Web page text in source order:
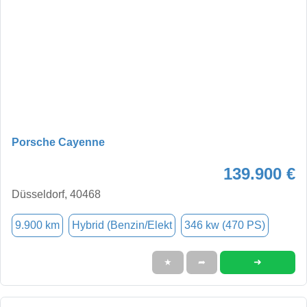
Porsche Cayenne
139.900 €
Düsseldorf, 40468
9.900 km Hybrid (Benzin/Elekt 346 kw (470 PS)
★ ➦ ➜